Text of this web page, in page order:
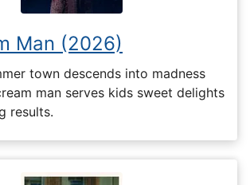
Man (2026)
town descends into madness
man serves kids sweet delights
results.